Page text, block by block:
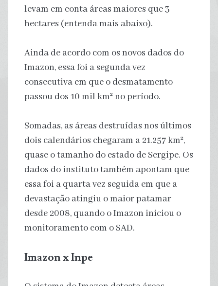
levam em conta áreas maiores que 3
hectares (entenda mais abaixo).
Ainda de acordo com os novos dados do
Imazon, essa foi a segunda vez
consecutiva em que o desmatamento
passou dos 10 mil km² no período.
Somadas, as áreas destruídas nos últimos
dois calendários chegaram a 21.257 km²,
quase o tamanho do estado de Sergipe. Os
dados do instituto também apontam que
essa foi a quarta vez seguida em que a
devastação atingiu o maior patamar
desde 2008, quando o Imazon iniciou o
monitoramento com o SAD.
Imazon x Inpe